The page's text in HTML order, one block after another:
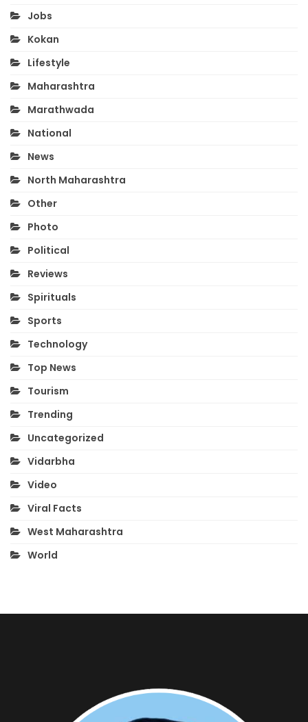
Jobs
Kokan
Lifestyle
Maharashtra
Marathwada
National
News
North Maharashtra
Other
Photo
Political
Reviews
Spirituals
Sports
Technology
Top News
Tourism
Trending
Uncategorized
Vidarbha
Video
Viral Facts
West Maharashtra
World